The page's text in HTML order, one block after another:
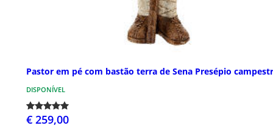
Pastor em pé com bastão terra de Sena Presépio
DISPONÍVEL
€ 259,00